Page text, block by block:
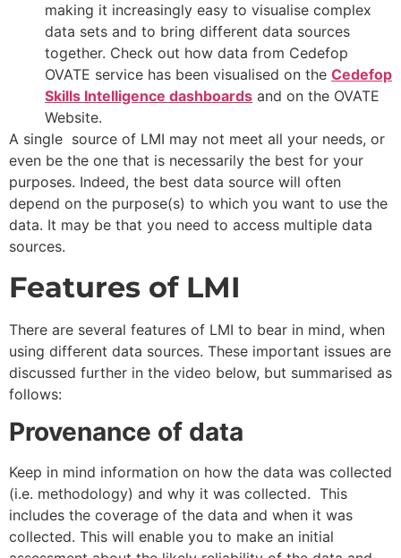
making it increasingly easy to visualise complex
data sets and to bring different data sources
together. Check out how data from Cedefop
OVATE service has been visualised on the Cedefop
Skills Intelligence dashboards and on the OVATE
Website.
A single source of LMI may not meet all your needs, or
even be the one that is necessarily the best for your
purposes. Indeed, the best data source will often
depend on the purpose(s) to which you want to use the
data. It may be that you need to access multiple data
sources.
Features of LMI
There are several features of LMI to bear in mind, when
using different data sources. These important issues are
discussed further in the video below, but summarised as
follows:
Provenance of data
Keep in mind information on how the data was collected
(i.e. methodology) and why it was collected. This
includes the coverage of the data and when it was
collected. This will enable you to make an initial